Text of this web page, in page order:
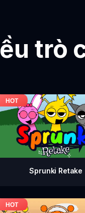
trò
Sprunki Retake